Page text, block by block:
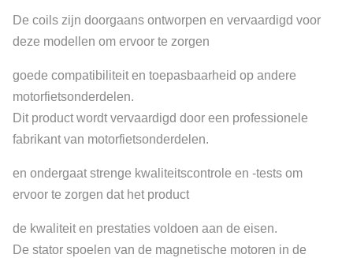
De coils zijn doorgaans ontworpen en vervaardigd voor
deze modellen om ervoor te zorgen
goede compatibiliteit en toepasbaarheid op andere
motorfietsonderdelen.
Dit product wordt vervaardigd door een professionele
fabrikant van motorfietsonderdelen.
en ondergaat strenge kwaliteitscontrole en -tests om
ervoor te zorgen dat het product
de kwaliteit en prestaties voldoen aan de eisen.
De stator spoelen van de magnetische motoren in de